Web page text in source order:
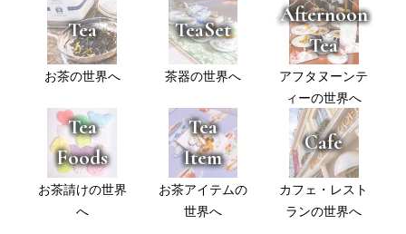
Tea
お茶の世界へ
TeaSet
茶器の世界へ
Afternoon
Tea
アフタヌーンテ
ィーの世界へ
Tea
Foods
お茶請けの世界
へ
Tea
Item
お茶アイテムの
世界へ
Cafe
カフェ・レスト
ランの世界へ